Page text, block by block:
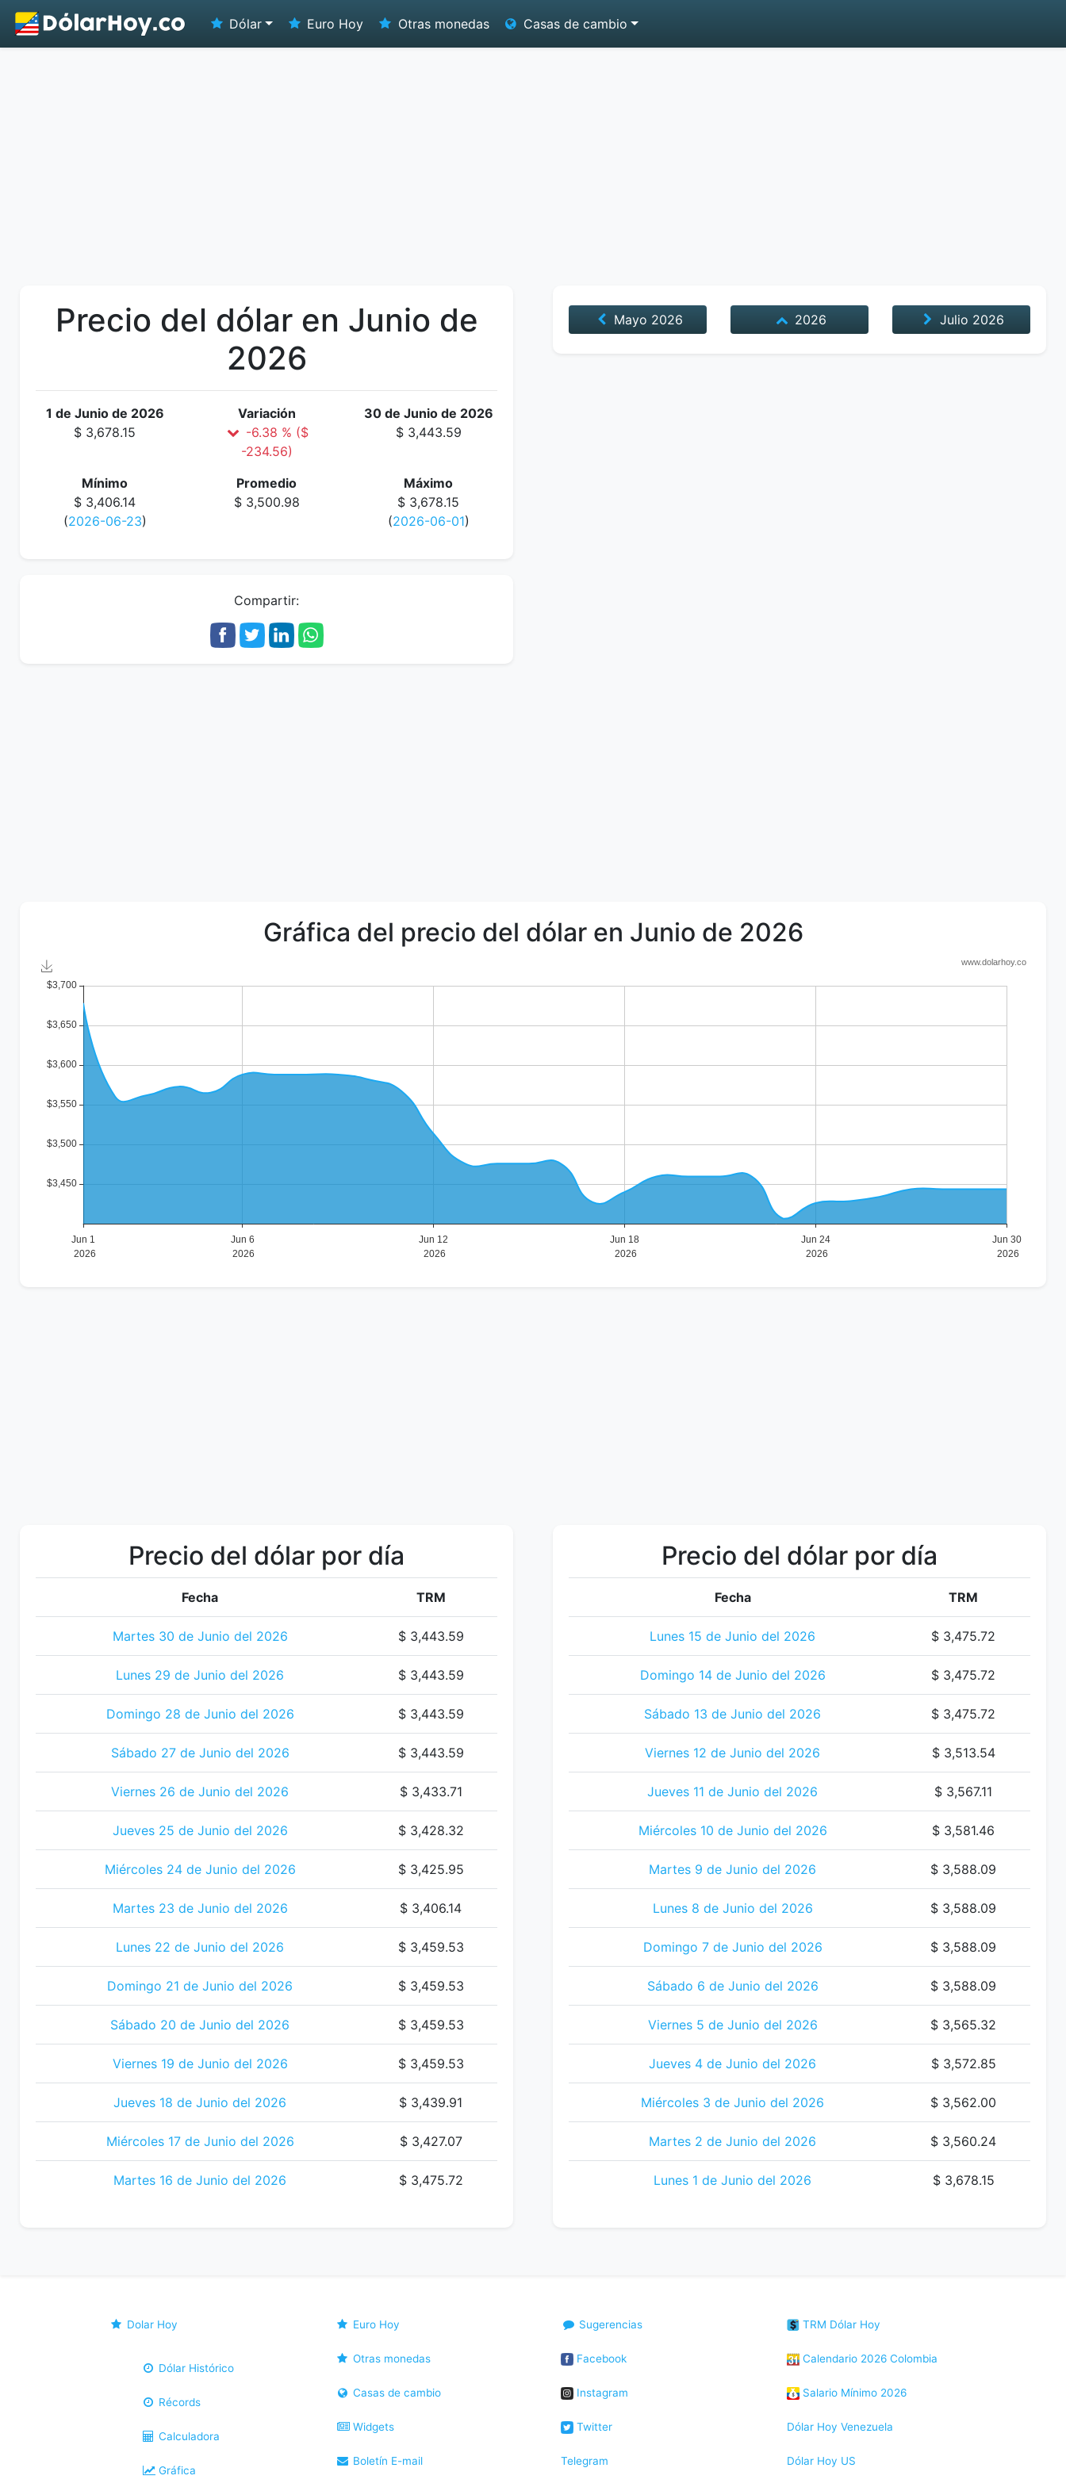
Dólar Euro Hoy Otras monedas Casas de cambio
Precio del dólar en Junio de
2026
1 de Junio de 2026
$ 3,678.15
Variación
-6.38 % ($
-234.56)
30 de Junio de 2026
$ 3,443.59
Mínimo
$ 3,406.14
(2026-06-23)
Promedio
$ 3,500.98
Máximo
$ 3,678.15
(2026-06-01)
Mayo 2026 2026 Julio 2026
Compartir:
Gráfica del precio del dólar en Junio de 2026
Precio del dólar por día
Fecha TRM
Martes 30 de Junio del 2026 $ 3,443.59
Lunes 29 de Junio del 2026 $ 3,443.59
Domingo 28 de Junio del 2026 $ 3,443.59
Sábado 27 de Junio del 2026 $ 3,443.59
Viernes 26 de Junio del 2026 $ 3,433.71
Jueves 25 de Junio del 2026 $ 3,428.32
Miércoles 24 de Junio del 2026 $ 3,425.95
Martes 23 de Junio del 2026 $ 3,406.14
Lunes 22 de Junio del 2026 $ 3,459.53
Domingo 21 de Junio del 2026 $ 3,459.53
Sábado 20 de Junio del 2026 $ 3,459.53
Viernes 19 de Junio del 2026 $ 3,459.53
Jueves 18 de Junio del 2026 $ 3,439.91
Miércoles 17 de Junio del 2026 $ 3,427.07
Martes 16 de Junio del 2026 $ 3,475.72
Precio del dólar por día
Fecha TRM
Lunes 15 de Junio del 2026 $ 3,475.72
Domingo 14 de Junio del 2026 $ 3,475.72
Sábado 13 de Junio del 2026 $ 3,475.72
Viernes 12 de Junio del 2026 $ 3,513.54
Jueves 11 de Junio del 2026 $ 3,567.11
Miércoles 10 de Junio del 2026 $ 3,581.46
Martes 9 de Junio del 2026 $ 3,588.09
Lunes 8 de Junio del 2026 $ 3,588.09
Domingo 7 de Junio del 2026 $ 3,588.09
Sábado 6 de Junio del 2026 $ 3,588.09
Viernes 5 de Junio del 2026 $ 3,565.32
Jueves 4 de Junio del 2026 $ 3,572.85
Miércoles 3 de Junio del 2026 $ 3,562.00
Martes 2 de Junio del 2026 $ 3,560.24
Lunes 1 de Junio del 2026 $ 3,678.15
Dolar Hoy
Dólar Histórico
Récords
Calculadora
Gráfica
Euro Hoy
Otras monedas
Casas de cambio
Widgets
Boletín E-mail
Sugerencias
Facebook
Instagram
Twitter
Telegram
TRM Dólar Hoy
Calendario 2026 Colombia
Salario Mínimo 2026
Dólar Hoy Venezuela
Dólar Hoy US